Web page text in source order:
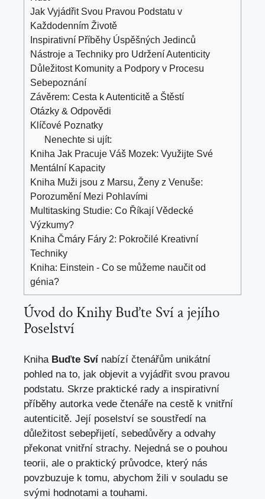
Jak Vyjádřit Svou Pravou ‌Podstatu v​
Každodenním ⁣Životě
Inspirativní Příběhy ⁤Úspěšných ‌Jedinců
Nástroje ‍a Techniky​ pro Udržení⁢ Autenticity
Důležitost Komunity a ⁢Podpory ‍v⁤ Procesu
⁢Sebepoznání
Závěrem: ‍Cesta k⁢ Autenticitě a Štěstí
Otázky & Odpovědi
Klíčové⁢ Poznatky
Nenechte si ujít:
Kniha Jak Pracuje Váš Mozek: Využijte Své
Mentální Kapacity
Kniha Muži jsou z Marsu, Ženy z Venuše:
Porozumění Mezi Pohlavími
Multitasking Studie: Co Říkají Vědecké
Výzkumy?
Kniha Čmáry Fáry 2: Pokročilé Kreativní
Techniky
Kniha: Einstein - Co se můžeme naučit od
génia?
Úvod ⁤do Knihy Buďte⁤ Sví a jejího
Poselství
Kniha Buďte Sví nabízí‌ čtenářům unikátní
pohled na to, jak objevit a vyjádřit⁢ svou pravou‍
podstatu. Skrze praktické rady ​a inspirativní
příběhy ‍autorka vede čtenáře na‌ cestě k vnitřní
autenticitě. ‍Její ⁤poselství se⁢ soustředí na
důležitost sebepřijetí, sebedůvěry a⁣ odvahy
překonat vnitřní ⁣strachy.⁤ Nejedná‍ se ⁤o‌ pouhou
teorii, ale o praktický průvodce, který nás
povzbuzuje ⁣k tomu, abychom ‍žili v ‍souladu ‍se
svými hodnotami⁣ a touhami.